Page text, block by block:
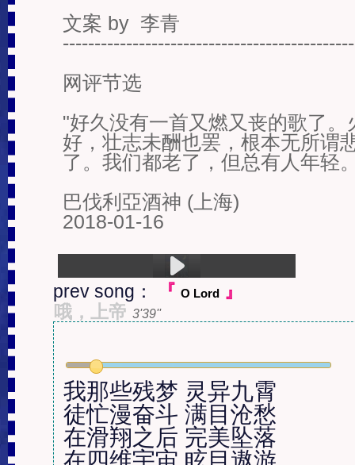
文案 by  李青
网评节选
"好久没有一首又燃又丧的歌了
好，壮志未酬也罢，根本无所谓
了。我们都老了，但总有人年轻
巴伐利亞酒神 (上海)
2018-01-16
1.Requiem For A Train Of Life (5:26)
prev song： 『O Lord 』
哦，上帝 3'39''
我那些残梦 灵异九霄
徒忙漫奋斗 满目沧愁
在滑翔之后 完美坠落